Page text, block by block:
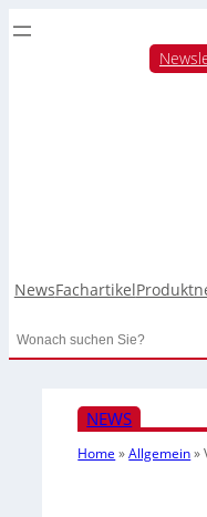
NewsFachartikel
Search
NEWS
Home »Allgemein»